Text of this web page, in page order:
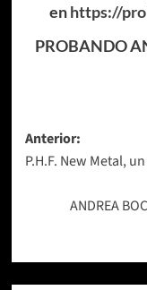
enhttps://
PROBANDO
Navegación
de
entradas
Anterior:
P.H.F. New Metal,
ANDREA